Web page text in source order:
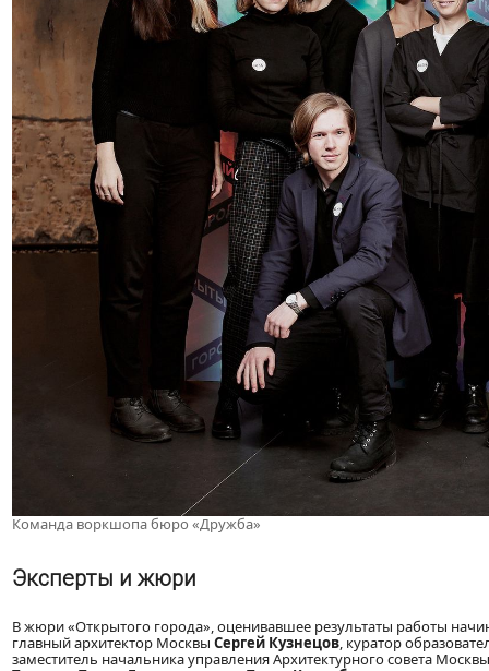
Команда воркшопа бюро «Дружба»
Эксперты и жюри
В жюри «Открытого города», оценивавшее результаты работы
главный архитектор Москвы Сергей Кузнецов, куратор
заместитель начальника управления Архитектурного совета